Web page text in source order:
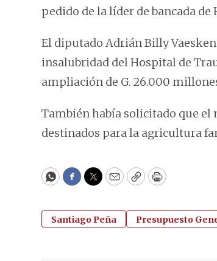
pedido de la líder de bancada de
El diputado Adrián Billy
insalubridad del Hospital de
ampliación de G. 26.000
También había solicitado que el
destinados para la agricultura
WhatsApp
Facebook
Twitter
EmailCopyPrint
Santiago Peña Presupuesto